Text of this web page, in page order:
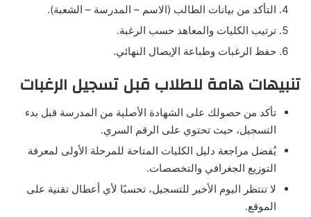
التأكد من بيانات الطالب (الاسم – المدرسة – الشعبة).
ترتيب الكليات والمعاهد حسب الرغبة.
حفظ الرغبات وطباعة الإيصال النهائي.
تنبيهات هامة للطلاب قبل تسجيل الرغبات
تأكد من حصولك على الشهادة الأصلية من المدرسة قبل بدء
التسجيل، حيث تحتوي على الرقم السري.
يُفضل مراجعة دليل الكليات المتاحة للمرحلة الأولى لمعرفة
التوزيع الجغرافي والتخصصات.
لا تنتظر اليوم الأخير للتسجيل، تحسبًا لأي أعطال تقنية على
الموقع.